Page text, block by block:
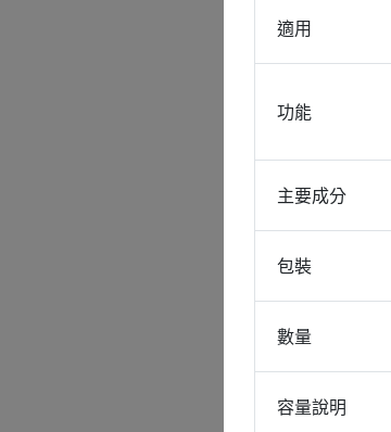
適用
功能
主要成分
包裝
數量
容量說明